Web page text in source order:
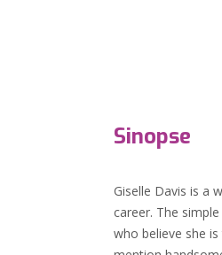
Sinopse
Giselle Davis is a
career. The
who believe she